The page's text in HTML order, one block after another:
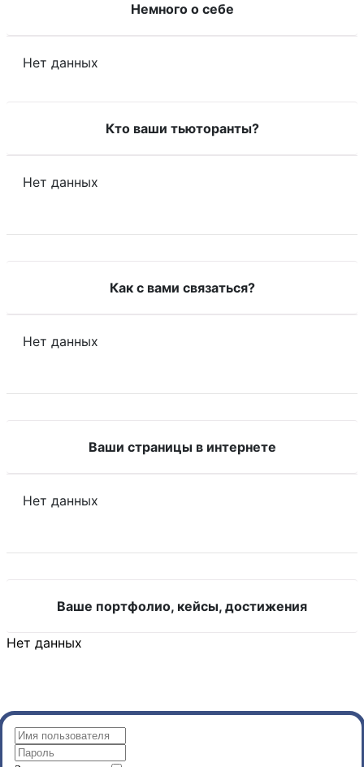
Немного о себе
Нет данных
Кто ваши тьюторанты?
Нет данных
Как с вами связаться?
Нет данных
Ваши страницы в интернете
Нет данных
Ваше портфолио, кейсы, достижения
Нет данных